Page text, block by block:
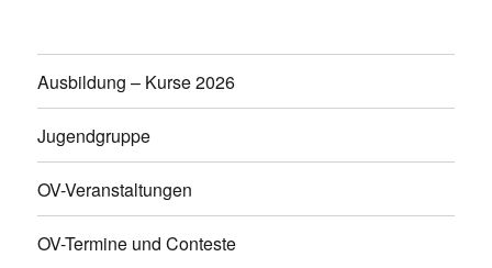
Ausbildung – Kurse 2026
Jugendgruppe
OV-Veranstaltungen
OV-Termine und Conteste